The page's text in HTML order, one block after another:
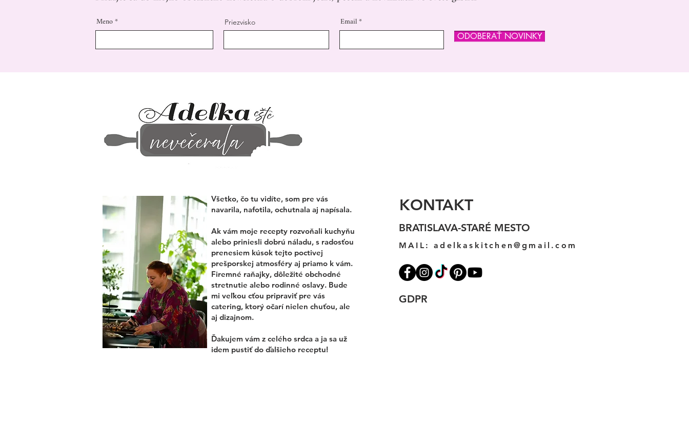
Meno Priezvisko Email
ODOBERAŤ NOVINKY
Všetko, čo tu vidíte, som pre vás
navarila, nafotila, ochutnala aj napísala.
Ak vám moje recepty rozvoňali kuchyňu
alebo priniesli dobrú náladu, s radosťou
prenesiem kúsok tejto poctivej
prešporskej atmosféry aj priamo k vám.
Firemné raňajky, dôležité obchodné
stretnutie alebo rodinné oslavy. Bude
mi veľkou cťou pripraviť pre vás
catering, ktorý očarí nielen chuťou, ale
aj dizajnom.
Ďakujem vám z celého srdca a ja sa už
idem pustiť do ďalšieho receptu!
KONTAKT
BRATISLAVA-STARÉ MESTO
MAIL: adelkaskitchen@gmail.com
GDPR